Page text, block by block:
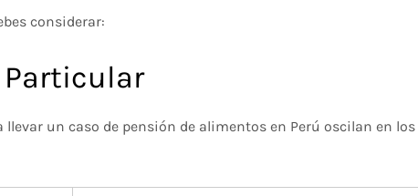
considerar:
Particular
un caso de pensión de alimentos en Perú oscilan en los